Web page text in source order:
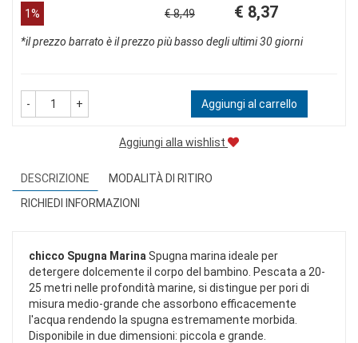
Sconto
del
1% € 8,49
Prezzo
scontato
€ 8,37
*il prezzo barrato è il prezzo più basso degli ultimi 30 giorni
- + Aggiungi al carrello
Aggiungi alla wishlist
DESCRIZIONE
MODALITÀ DI RITIRO
RICHIEDI INFORMAZIONI
chicco Spugna Marina Spugna marina ideale per
detergere dolcemente il corpo del bambino. Pescata a 20-
25 metri nelle profondità marine, si distingue per pori di
misura medio-grande che assorbono efficacemente
l'acqua rendendo la spugna estremamente morbida.
Disponibile in due dimensioni: piccola e grande.